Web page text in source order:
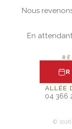
Nous
En
ALLÉE
04 366
©